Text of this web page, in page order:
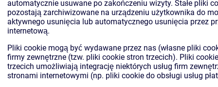
automatycznie usuwane po zakończeniu wizyty. Stałe pliki
pozostają zarchiwizowane na urządzeniu użytkownika do
aktywnego usunięcia lub automatycznego usunięcia przez
internetową.
Pliki cookie mogą być wydawane przez nas (własne pliki
firmy zewnętrzne (tzw. pliki cookie stron trzecich). Pliki
trzecich umożliwiają integrację niektórych usług firm
stronami internetowymi (np. pliki cookie do obsługi usług